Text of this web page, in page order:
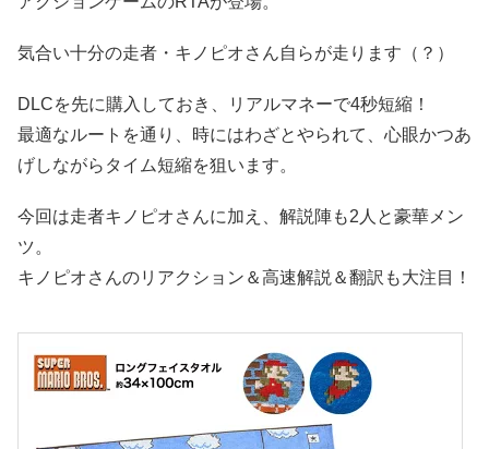
気合い十分の走者・キノピオさん自らが走ります（？）
DLCを先に購入しておき、リアルマネーで4秒短縮！
最適なルートを通り、時にはわざとやられて、心眼かつあ
げしながらタイム短縮を狙います。
今回は走者キノピオさんに加え、解説陣も2人と豪華メン
ツ。
キノピオさんのリアクション＆高速解説＆翻訳も大注目！